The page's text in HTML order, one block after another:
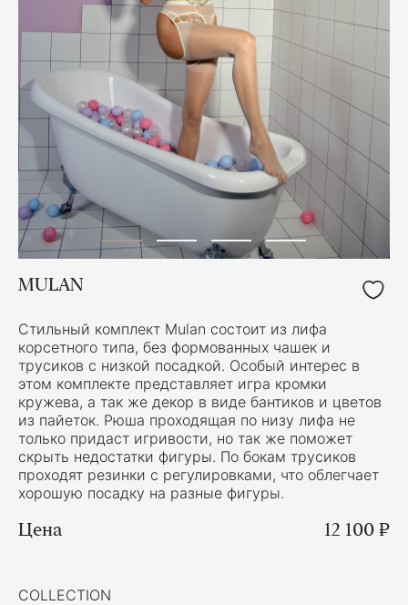
MULAN
Стильный комплект Mulan состоит из лифа
корсетного типа, без формованных чашек и
трусиков с низкой посадкой. Особый интерес в
этом комплекте представляет игра кромки
кружева, а так же декор в виде бантиков и цветов
из пайеток. Рюша проходящая по низу лифа не
только придаст игривости, но так же поможет
скрыть недостатки фигуры. По бокам трусиков
проходят резинки с регулировками, что облегчает
хорошую посадку на разные фигуры.
Цена 12 100 ₽
COLLECTION